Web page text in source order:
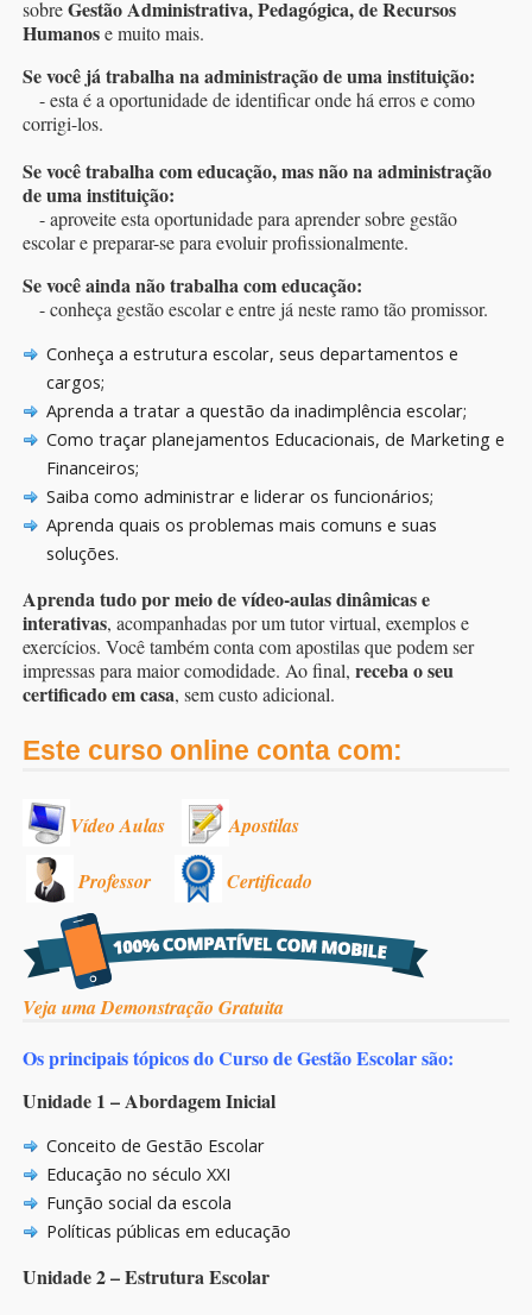
sobreGestão Administrativa, Pedagógica, de Recursos
Humanose muito mais.
Se você já trabalha na administração de uma instituição:
- esta é a oportunidade de identificar onde há erros e como
corrigi-los.
Se você trabalha com educação, mas não na administração
de uma instituição:
- aproveite esta oportunidade para aprender sobre gestão
escolar e preparar-se para evoluir profissionalmente.
Se você ainda não trabalha com educação:
- conheça gestão escolar e entre já neste ramo tão promissor.
Conheça a estrutura escolar, seus departamentos e
cargos;
Aprenda a tratar a questão da inadimplência escolar;
Como traçar planejamentos Educacionais, de Marketing e
Financeiros;
Saiba como administrar e liderar os funcionários;
Aprenda quais os problemas mais comuns e suas
soluções.
Aprenda tudo por meio de vídeo-aulas dinâmicas e
interativas, acompanhadas por um tutor virtual, exemplos e
exercícios. Você também conta com apostilas que podem ser
impressas para maior comodidade. Ao final, receba o seu
certificado em casa, sem custo adicional.
Este curso online conta com:
Vídeo Aulas Apostilas
Professor Certificado
Veja uma Demonstração Gratuita
Os principais tópicos do Curso de Gestão Escolar são:
Unidade 1 – Abordagem Inicial
Conceito de Gestão Escolar
Educação no século XXI
Função social da escola
Políticas públicas em educação
Unidade 2 – Estrutura Escolar